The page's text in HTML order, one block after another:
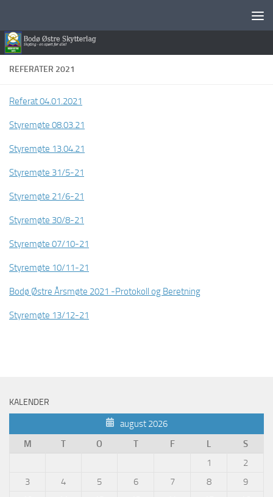
REFERATER 2021
Referat 04.01.2021
Styremøte 08.03.21
Styremøte 13.04.21
Styremøte 31/5-21
Styremøte 21/6-21
Styremøte 30/8-21
Styremøte 07/10-21
Styremøte 10/11-21
Bodø Østre Årsmøte 2021 -Protokoll og Beretning
Styremøte 13/12-21
KALENDER
august 2026
M
T O T F L
S
1
2
3
4 5 6 7 8
9